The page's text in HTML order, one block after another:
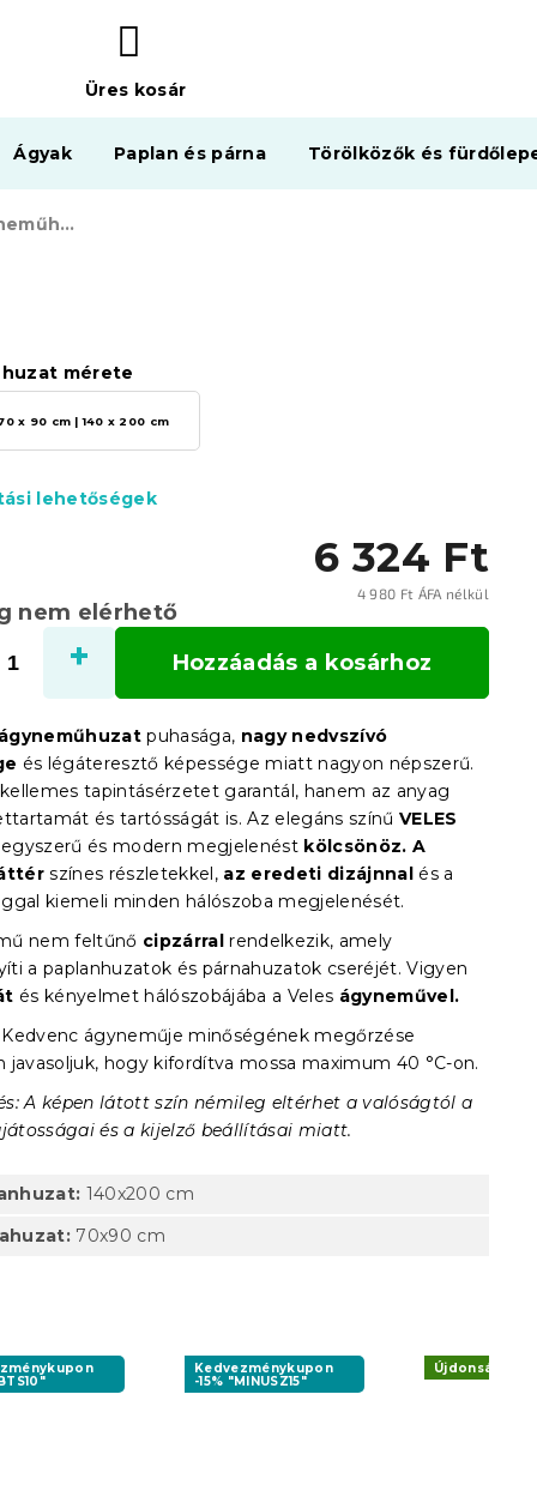
KOSÁR
Üres kosár
Ágyak Paplan és párna Törölközők és
VELES pamut ágyneműhuzat színes
6 324 Ft
4 980 Ft ÁFA nélkül
nem elérhető
mérete
x 90 cm | 140 x 200 cm
lehetőségek
Hozzáadás a kosárhoz
puhasága, nagy nedvszívó
és légáteresztő képessége miatt nagyon népszerű.
tapintásérzetet garantál, hanem az anyag
és tartósságát is. Az elegáns színűVELES
és modern megjelenést kölcsönöz. A
színes részletekkel, az eredeti dizájnnal és a
kiemeli minden hálószoba megjelenését.
nem feltűnő cipzárral rendelkezik, amely
a paplanhuzatok és párnahuzatok cseréjét. Vigyen
és kényelmet hálószobájába a Veles ágyneművel.
ágyneműje minőségének megőrzése
javasoljuk, hogy kifordítva mossa maximum 40 °C-on.
A képen látott szín némileg eltérhet a valóságtól a
és a kijelző beállításai miatt.
140x200 cm
70x90 cm
Kedvezménykupon
-15% "MINUSZ15"
Újdonság